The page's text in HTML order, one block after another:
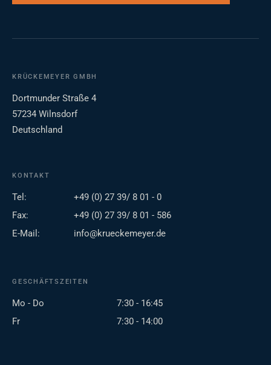
KRÜCKEMEYER GMBH
Dortmunder Straße 4
57234 Wilnsdorf
Deutschland
KONTAKT
Tel:
+49 (0) 27 39/ 8 01 - 0
Fax:
+49 (0) 27 39/ 8 01 - 586
E-Mail:
info@krueckemeyer.de
GESCHÄFTSZEITEN
Mo - Do
7:30 - 16:45
Fr
7:30 - 14:00